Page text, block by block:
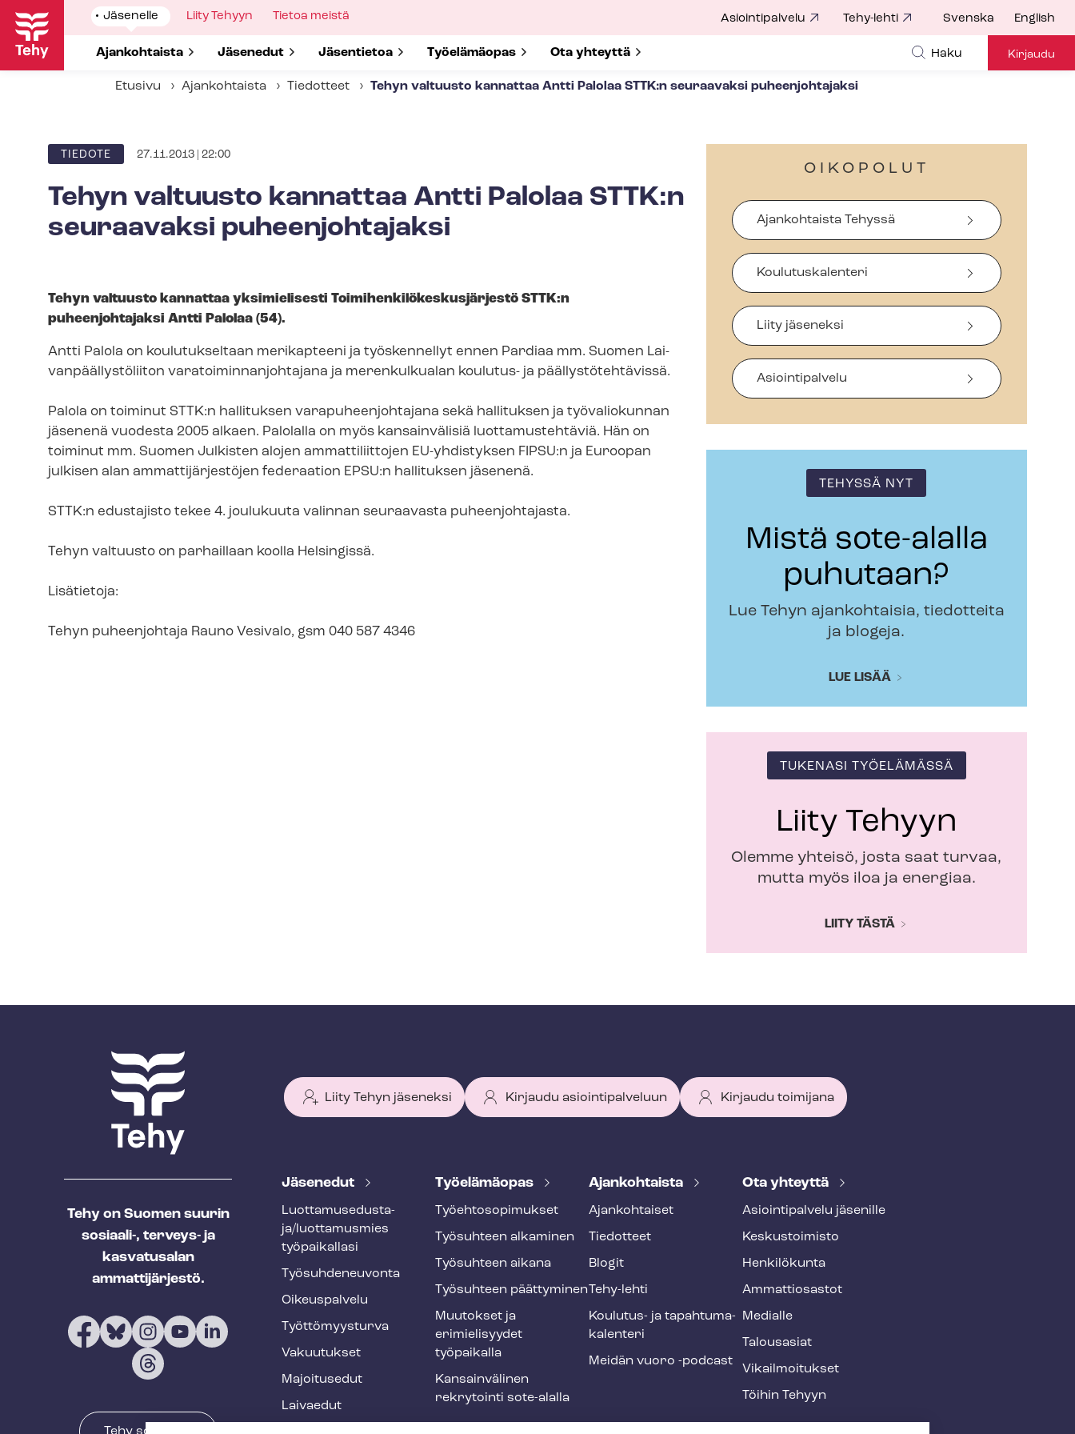
Hyppää
pääsisältöön
Show
submenu
Jäsenelle
Show submenu for
Ajankohtaista Show submenu for
Jäsenedut Show submenu for
Jäsentietoa Show submenu for
Työelämäopas Show submenu for
Ota yhteyttä
Show
Liity Tehyyn
Show
Tietoa meistä Asiointipalvelu Tehy-lehti Svenska English
Haku Kirjaudu
Etusivu Ajankohtaista Tiedotteet Tehyn valtuusto kannattaa Antti Palolaa STTK:n seuraavaksi puheenjohtajaksi
ARTIKKELIN
TIEDOTE 27.11.2013 | 22:00
Tehyn valtuusto kannattaa Antti Palolaa STTK:n
seuraavaksi puheenjohtajaksi
Tehyn valtuusto kannattaa yksimielisesti Toi­mi­hen­ki­lö­kes­kus­jär­jes­tö STTK:n
puheenjohtajaksi Antti Palolaa (54).
Antti Palola on koulutukseltaan merikapteeni ja työskennellyt ennen Pardiaa mm. Suomen Lai­
van­pääl­lys­tö­lii­ton va­ra­toi­min­nan­joh­ta­ja­na ja merenkulkualan koulutus- ja pääl­lys­tö­teh­tä­vis­sä.
Palola on toiminut STTK:n hallituksen va­ra­pu­heen­joh­ta­ja­na sekä hallituksen ja työvaliokunnan
jäsenenä vuodesta 2005 alkaen. Palolalla on myös kansainvälisiä luottamustehtäviä. Hän on
toiminut mm. Suomen Julkisten alojen ammattiliittojen EU-yhdistyksen FIPSU:n ja Euroopan
julkisen alan am­mat­ti­jär­jes­tö­jen federaation EPSU:n hallituksen jäsenenä.
STTK:n edustajisto tekee 4. joulukuuta valinnan seuraavasta puheenjohtajasta.
Tehyn valtuusto on parhaillaan koolla Helsingissä.
Lisätietoja:
Tehyn puheenjohtaja Rauno Vesivalo, gsm 040 587 4346
OIKOPOLUT
Ajankohtaista Tehyssä
Koulutuskalenteri
Liity jäseneksi
Asiointipalvelu
TEHYSSÄ NYT
Mistä sote-alalla
puhutaan?
Lue Tehyn ajankohtaisia, tiedotteita
ja blogeja.
LUE LISÄÄ
TUKENASI TYÖELÄMÄSSÄ
Liity Tehyyn
Olemme yhteisö, josta saat turvaa,
mutta myös iloa ja energiaa.
LIITY TÄSTÄ
Tehy on Suomen suurin
sosiaali-, terveys- ja
kasvatusalan
ammattijärjestö.
Liity Tehyn jäseneksi Kirjaudu asiointipalveluun Kirjaudu toimijana
T
h
y
f
o
o
t
e
r
Jäsenedut
Luot­ta­muse­dus­ta­
ja/luottamusmies
työpaikallasi
Työ­suh­de­neu­von­ta
Oikeuspalvelu
Työt­tö­myys­tur­va
Vakuutukset
Majoitusedut
Laivaedut
Työelämäopas
Työ­eh­to­so­pi­muk­set
Työsuhteen alkaminen
Työsuhteen aikana
Työsuhteen päättyminen
Muutokset ja
erimielisyydet
työpaikalla
Kansainvälinen
rekrytointi sote-alalla
Ajankohtaista
Ajankohtaiset
Tiedotteet
Blogit
Tehy-lehti
Koulutus- ja ta­pah­tu­ma­
ka­len­te­ri
Meidän vuoro -podcast
Ota yhteyttä
Asioin­ti­pal­ve­lu jäsenille
Keskustoimisto
Henkilökunta
Ammattiosastot
Medialle
Talousasiat
Vi­kail­moi­tuk­set
Töihin Tehyyn